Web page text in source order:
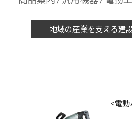
地域の産業を支える建
<電動